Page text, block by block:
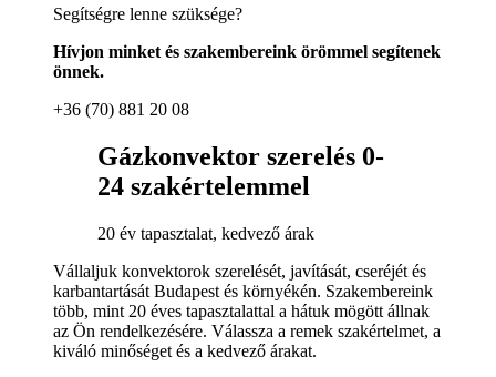
Segítségre lenne szüksége?
Hívjon minket és szakembereink örömmel segítenek
önnek.
+36 (70) 881 20 08
Gázkonvektor szerelés 0-
24 szakértelemmel
20 év tapasztalat, kedvező árak
Vállaljuk konvektorok szerelését, javítását, cseréjét és
karbantartását Budapest és környékén. Szakembereink
több, mint 20 éves tapasztalattal a hátuk mögött állnak
az Ön rendelkezésére. Válassza a remek szakértelmet, a
kiváló minőséget és a kedvező árakat.